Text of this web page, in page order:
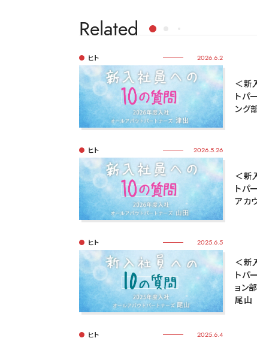
Related
ヒト 2026.6.2
＜新
トパ
ング
ヒト 2026.5.26
＜新
トパ
アカ
ヒト 2025.6.5
＜新
トパ
ョン
尾山
ヒト 2025.6.4